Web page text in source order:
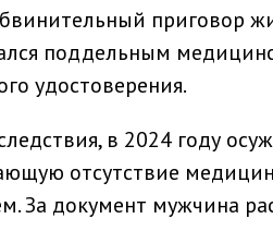
приговор
поддельным
удостоверения.
в 2024 году
отсутствие
За документ мужчина